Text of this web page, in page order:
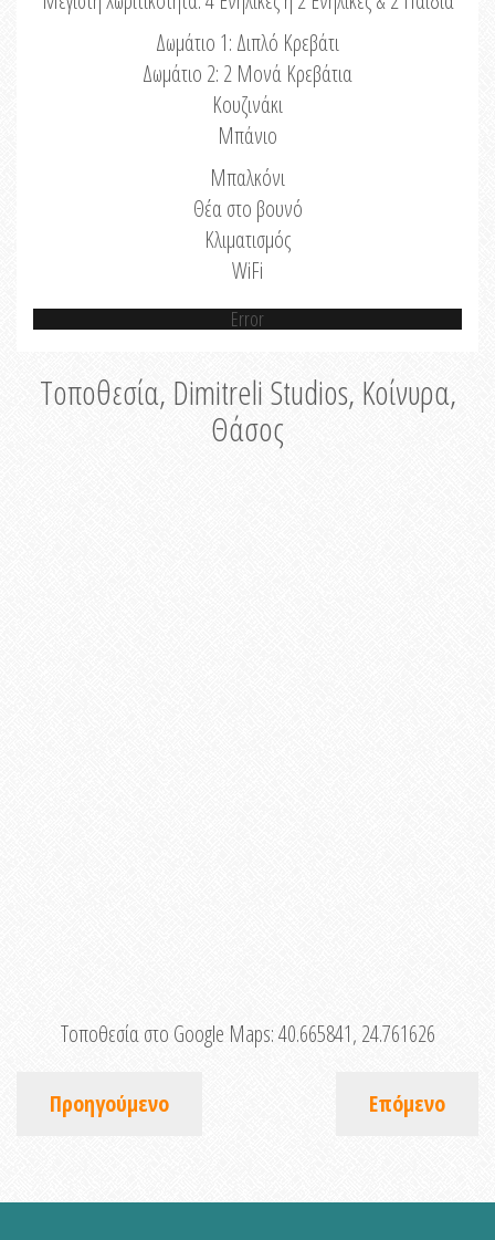
Δωμάτιο 1: Διπλό Κρεβάτι
Δωμάτιο 2: 2 Μονά Κρεβάτια
Κουζινάκι
Μπάνιο
Μπαλκόνι
Θέα στο βουνό
Κλιματισμός
WiFi
Error
Τοποθεσία, Dimitreli Studios, Κοίνυρα,
Θάσος
Τοποθεσία στο Google Maps:40.665841, 24.761626
Προηγούμενο Επόμενο